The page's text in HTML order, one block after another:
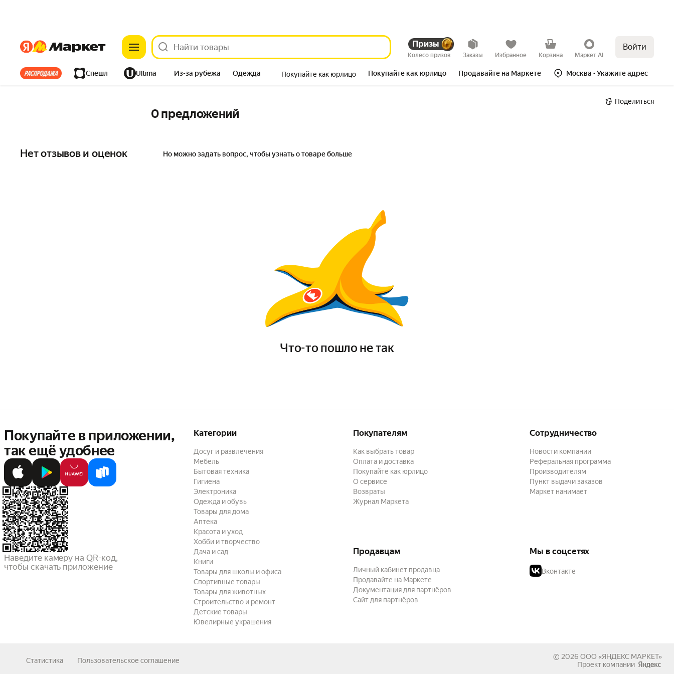
ЯндексЯндекс Призы
Колесо призов Заказы Избранное Корзина Маркет AI
Войти
Все хиты Спешл Ultima Из-за рубежа Одежда Покупайте как юрлицо Покупайте как юрлицо Продавайте на Маркете Москва • Укажите адрес
Поделиться
0 предложений
Нет отзывов и оценок Но можно задать вопрос, чтобы узнать о товаре больше
Что-то пошло не так
Покупайте в приложении,
так ещё удобнее
Наведите камеру на QR-код,
чтобы скачать приложение
Категории
Досуг и развлечения
Мебель
Бытовая техника
Гигиена
Электроника
Одежда и обувь
Товары для дома
Аптека
Красота и уход
Хобби и творчество
Дача и сад
Книги
Товары для школы и офиса
Спортивные товары
Товары для животных
Строительство и ремонт
Детские товары
Ювелирные украшения
Покупателям
Как выбрать товар
Оплата и доставка
Покупайте как юрлицо
О сервисе
Возвраты
Журнал Маркета
Сотрудничество
Новости компании
Реферальная программа
Производителям
Пункт выдачи заказов
Маркет нанимает
Продавцам
Личный кабинет продавца
Продавайте на Маркете
Документация для партнёров
Сайт для партнёров
Мы в соцсетях
Вконтакте
Статистика Пользовательское соглашение © 2026 ООО «ЯНДЕКС МАРКЕТ»
Проект компании